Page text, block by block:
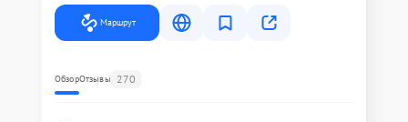
Маршрут
ОбзорОтзывы 270